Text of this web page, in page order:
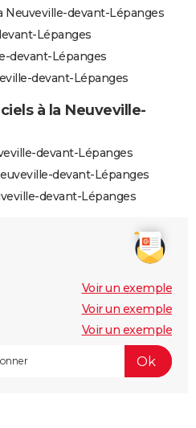
Neuveville-devant-Lépanges
Lépanges
devant-Lépanges
devant-Lépanges
à la Neuveville-
devant-Lépanges
devant-Lépanges
devant-Lépanges
Voir un exemple
Voir un exemple
Voir un exemple